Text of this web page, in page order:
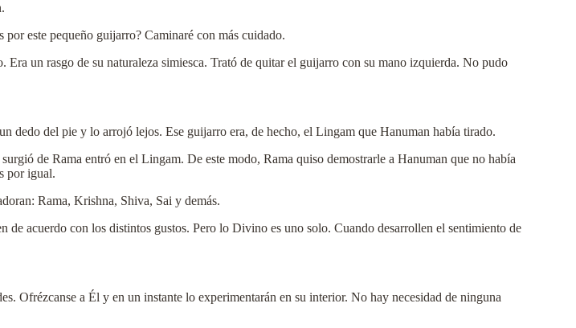
este pequeño guijarro? Caminaré con más cuidado.
un rasgo de su naturaleza simiesca. Trató de quitar el guijarro con su mano izquierda. No pudo
dedo del pie y lo arrojó lejos. Ese guijarro era, de hecho, el Lingam que Hanuman había tirado.
de Rama entró en el Lingam. De este modo, Rama quiso demostrarle a Hanuman que no había
por igual.
Rama, Krishna, Shiva, Sai y demás.
de acuerdo con los distintos gustos. Pero lo Divino es uno solo. Cuando desarrollen el sentimiento de
Ofrézcanse a Él y en un instante lo experimentarán en su interior. No hay necesidad de ninguna